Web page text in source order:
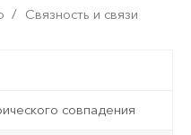
Связность и связи
совпадения